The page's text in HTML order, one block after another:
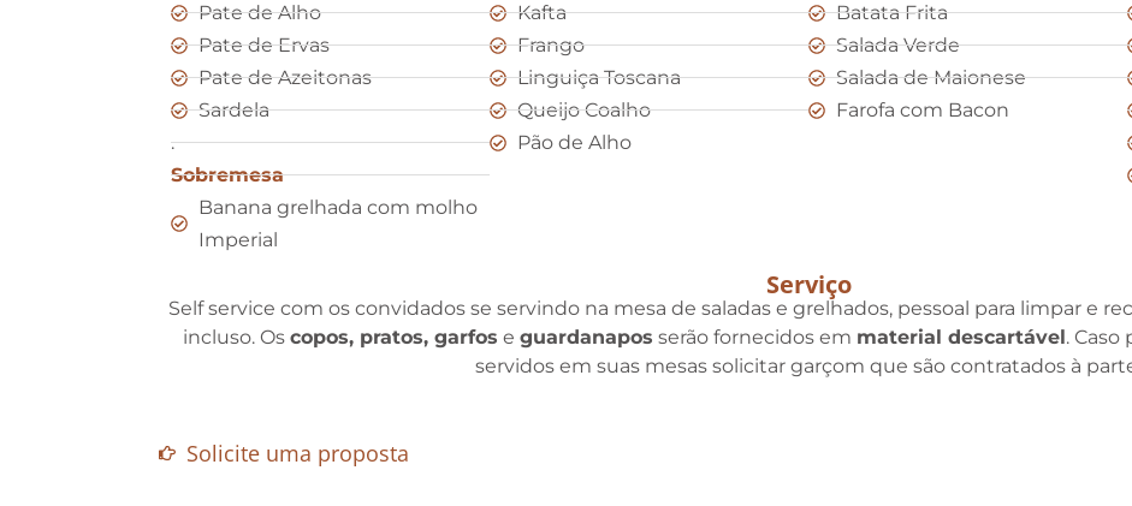
Pate de Alho
Pate de Ervas
Pate de Azeitonas
Sardela
.
Sobremesa
Banana grelhada com molho
Imperial
Kafta
Frango
Linguiça Toscana
Queijo Coalho
Pão de Alho
Batata Frita
Salada Verde
Salada de Maionese
Farofa com Bacon
Serviço
Self service com os convidados se servindo na mesa de saladas e grelhados, pessoal para limpar e
incluso. Os copos, pratos, garfos e guardanapos serão fornecidos em material descartável.
servidos em suas mesas solicitar garçom que são contratados à
Solicite uma proposta